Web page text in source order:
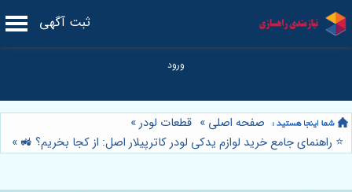
ثبت آگهی
صفحه اصلی » قطعات لودر»
⭐️ راهنمای جامع خرید لوازم یدکی لودر کاترپیلار اصل: از کجا بخریم؟ 🚜 »